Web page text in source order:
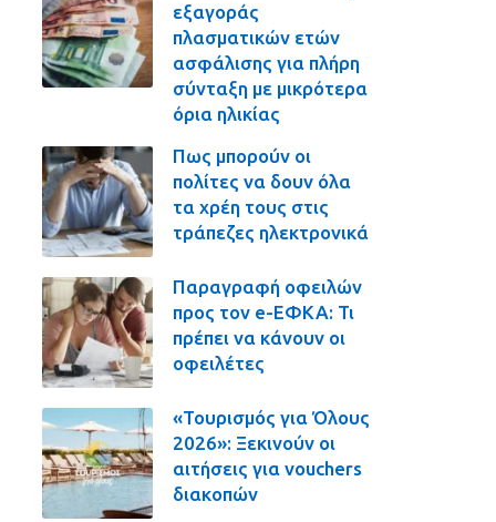
εξαγοράς
πλασματικών ετών
ασφάλισης για πλήρη
σύνταξη με μικρότερα
όρια ηλικίας
Πως μπορούν οι
πολίτες να δουν όλα
τα χρέη τους στις
τράπεζες ηλεκτρονικά
Παραγραφή οφειλών
προς τον e-ΕΦΚΑ: Τι
πρέπει να κάνουν οι
οφειλέτες
«Τουρισμός για Όλους
2026»: Ξεκινούν οι
αιτήσεις για vouchers
διακοπών